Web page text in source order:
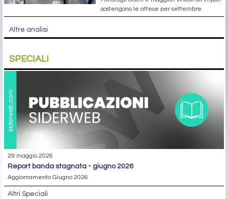
sostengono le attese per settembre
Altre analisi
SPECIALI
29 maggio 2026
report banda stagnata - giugno 2026
Aggiornamento Giugno 2026
Altri Speciali